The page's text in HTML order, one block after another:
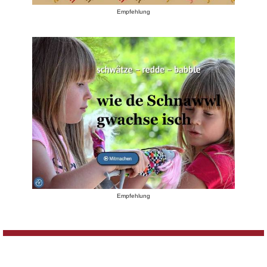
Empfehlung
Empfehlung